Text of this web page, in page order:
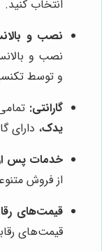
انتخاب کنید.
نصب و
نصب و
و توسط
گارانتی:
یدک، دارای
خدمات پس
از فروش
قیمت‌های
قیمت‌های